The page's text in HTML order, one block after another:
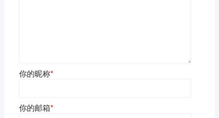
你的昵称*
你的邮箱*